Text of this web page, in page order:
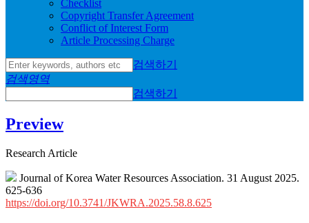
Checklist
Copyright Transfer Agreement
Conflict of Interest Form
Article Processing Charge
검색하기
검색영역
검색하기
Preview
Research Article
Journal of Korea Water Resources Association. 31 August 2025.
625-636
https://doi.org/10.3741/JKWRA.2025.58.8.625